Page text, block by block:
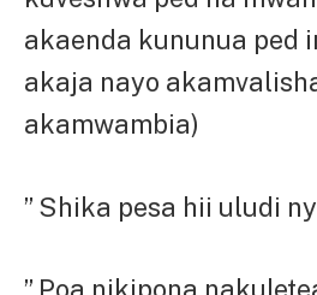
akaenda kununua ped
akaja nayo
akamwambia)
” Shika pesa hii uludi